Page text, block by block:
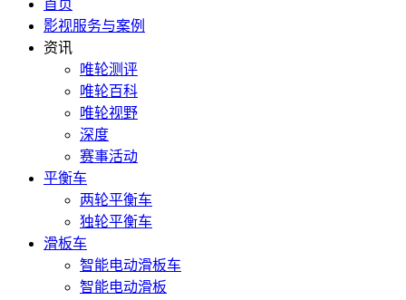
首页
影视服务与案例
资讯
唯轮测评
唯轮百科
唯轮视野
深度
赛事活动
平衡车
两轮平衡车
独轮平衡车
滑板车
智能电动滑板车
智能电动滑板